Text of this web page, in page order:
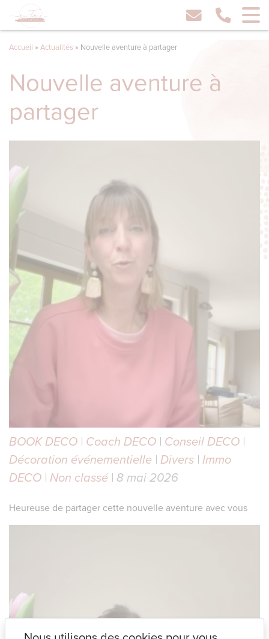
Accueil » Actualités » Nouvelle aventure à partager
Nouvelle aventure à
partager
BOOK DECO | Coach DECO | Conseil DECO |
Décoration événementielle | Divers | Immo
DECO | Non classé | 8 mai 2026
Heureuse de partager cette nouvelle aventure avec vous